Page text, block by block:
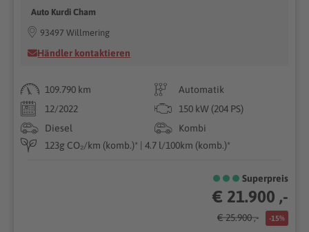
Auto Kurdi Cham
93497 Willmering
Händler kontaktieren
109.790 km
Automatik
12/2022
150 kW (204 PS)
Diesel
Kombi
123g CO₂/km (komb.)* | 4.7 l/100km (komb.)*
Superpreis
€ 21.900 ,-
€ 25.900 ,- -15%